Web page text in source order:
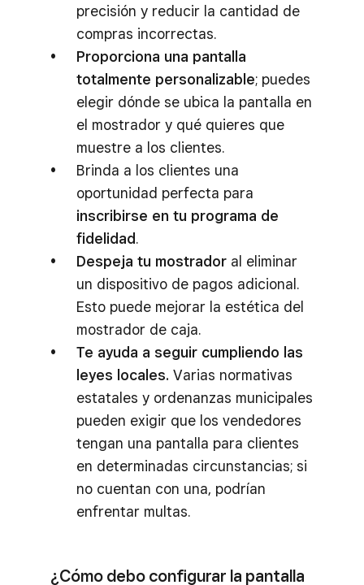
precisión y reducir la cantidad de
compras incorrectas.
Proporciona una pantalla
totalmente personalizable; puedes
elegir dónde se ubica la pantalla en
el mostrador y qué quieres que
muestre a los clientes.
Brinda a los clientes una
oportunidad perfecta para
inscribirse en tu programa de
fidelidad.
Despeja tu mostradoral eliminar
un dispositivo de pagos adicional.
Esto puede mejorar la estética del
mostrador de caja.
Te ayuda a seguir cumpliendo las
leyes locales. Varias normativas
estatales y ordenanzas municipales
pueden exigir que los vendedores
tengan una pantalla para clientes
en determinadas circunstancias; si
no cuentan con una, podrían
enfrentar multas.
¿Cómo debo configurar la pantalla